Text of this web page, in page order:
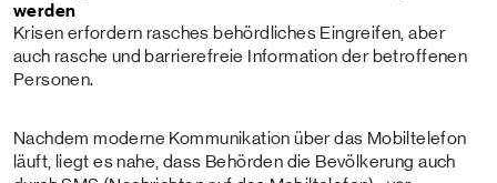
werden
Krisen erfordern rasches behördliches Eingreifen, aber
auch rasche und barrierefreie Information der betroffenen
Personen.
Nachdem moderne Kommunikation über das Mobiltelefon
läuft, liegt es nahe, dass Behörden die Bevölkerung auch